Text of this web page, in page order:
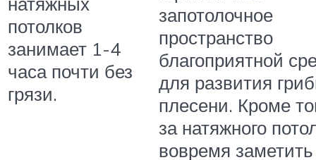
потолков
занимает 1-4
часа почти без
грязи.
запотолочное
пространство
благоприятной
для развития
плесени. Кроме
за натяжного
вовремя